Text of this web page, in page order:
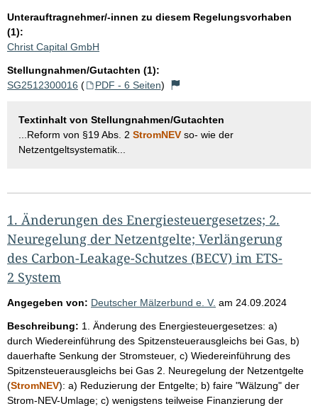
Unterauftragnehmer/-innen zu diesem Regelungsvorhaben
(1):
Christ Capital GmbH
Stellungnahmen/Gutachten (1):
SG2512300016 ( PDF - 6 Seiten)
Textinhalt von Stellungnahmen/Gutachten
...Reform von §19 Abs. 2 StromNEV so- wie der
Netzentgeltsystematik...
1. Änderungen des Energiesteuergesetzes; 2.
Neuregelung der Netzentgelte; Verlängerung
des Carbon-Leakage-Schutzes (BECV) im ETS-
2 System
Angegeben von: Deutscher Mälzerbund e. V. am 24.09.2024
Beschreibung: 1. Änderung des Energiesteuergesetzes: a)
durch Wiedereinführung des Spitzensteuerausgleichs bei Gas, b)
dauerhafte Senkung der Stromsteuer, c) Wiedereinführung des
Spitzensteuerausgleichs bei Gas 2. Neuregelung der Netzentgelte
(StromNEV): a) Reduzierung der Entgelte; b) faire "Wälzung" der
Strom-NEV-Umlage; c) wenigstens teilweise Finanzierung der